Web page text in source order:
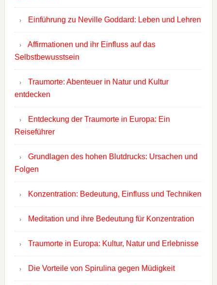
Einführung zu Neville Goddard: Leben und Lehren
Affirmationen und ihr Einfluss auf das
Selbstbewusstsein
Traumorte: Abenteuer in Natur und Kultur
entdecken
Entdeckung der Traumorte in Europa: Ein
Reiseführer
Grundlagen des hohen Blutdrucks: Ursachen und
Folgen
Konzentration: Bedeutung, Einfluss und Techniken
Meditation und ihre Bedeutung für Konzentration
Traumorte in Europa: Kultur, Natur und Erlebnisse
Die Vorteile von Spirulina gegen Müdigkeit